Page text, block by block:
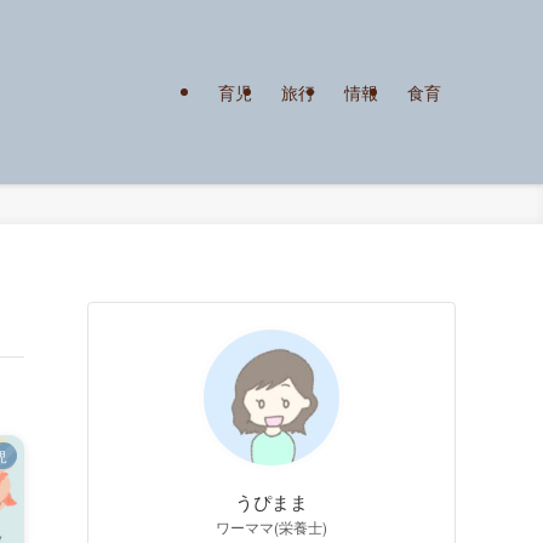
育児 旅行 情報 食育
うぴまま
ワーママ(栄養士)